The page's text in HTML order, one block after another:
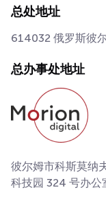
总处地址
614032 俄罗斯彼
总办事处地址
彼尔姆市科斯莫纳
科技园 324 号办公